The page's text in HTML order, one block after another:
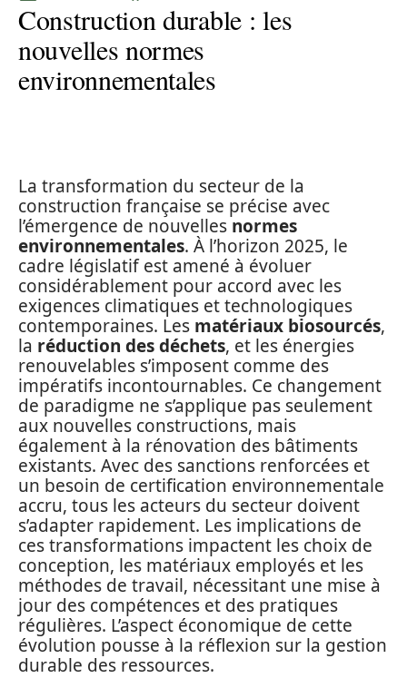
Construction durable : les
nouvelles normes
environnementales
La transformation du secteur de la
construction française se précise avec
l’émergence de nouvelles normes
environnementales. À l’horizon 2025, le
cadre législatif est amené à évoluer
considérablement pour accord avec les
exigences climatiques et technologiques
contemporaines. Les matériaux biosourcés,
la réduction des déchets, et les énergies
renouvelables s’imposent comme des
impératifs incontournables. Ce changement
de paradigme ne s’applique pas seulement
aux nouvelles constructions, mais
également à la rénovation des bâtiments
existants. Avec des sanctions renforcées et
un besoin de certification environnementale
accru, tous les acteurs du secteur doivent
s’adapter rapidement. Les implications de
ces transformations impactent les choix de
conception, les matériaux employés et les
méthodes de travail, nécessitant une mise à
jour des compétences et des pratiques
régulières. L’aspect économique de cette
évolution pousse à la réflexion sur la gestion
durable des ressources.